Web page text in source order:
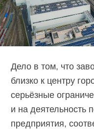
Дело в том, что
близко к центру
серьёзные
и на деятельность
предприятия,